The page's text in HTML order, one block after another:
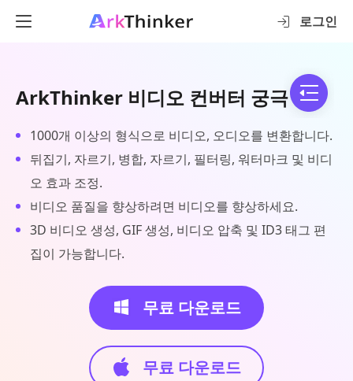
로그인
ArkThinker 비디오 컨버터 궁극
1000개 이상의 형식으로 비디오, 오디오를 변환합니다.
뒤집기, 자르기, 병합, 자르기, 필터링, 워터마크 및 비디
오 효과 조정.
비디오 품질을 향상하려면 비디오를 향상하세요.
3D 비디오 생성, GIF 생성, 비디오 압축 및 ID3 태그 편
집이 가능합니다.
무료 다운로드
무료 다운로드